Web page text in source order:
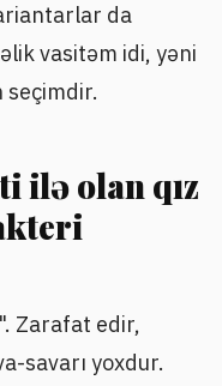
da
vasitəm idi, yəni
seçimdir.
ilə olan qız
Zarafat edir,
savarı yoxdur.